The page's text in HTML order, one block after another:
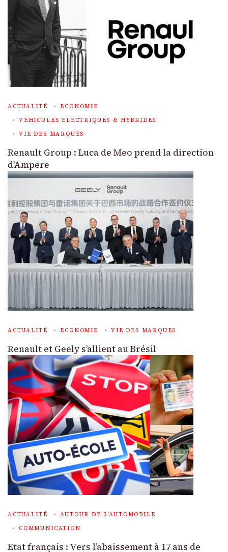
ACTUALITÉ
ECONOMIE
VÉHICULES ÉLECTRIQUES & HYBRIDES
VIE DES MARQUES
Renault Group : Luca de Meo prend la direction
d’Ampere
ACTUALITÉ ECONOMIE VIE DES MARQUES
Renault et Geely s’allient au Brésil
ACTUALITÉ
AUTOUR DE L'AUTOMOBILE
COMMUNICATION
Etat français : Vers l’abaissement à 17 ans de